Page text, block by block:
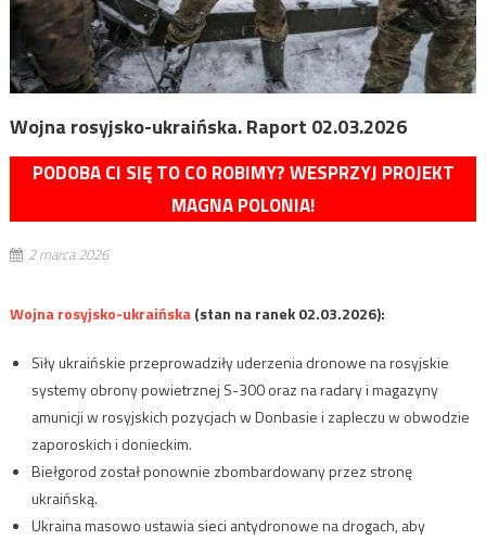
Wojna rosyjsko-ukraińska. Raport 02.03.2026
PODOBA CI SIĘ TO CO ROBIMY? WESPRZYJ PROJEKT
MAGNA POLONIA!
2 marca 2026
Wojna rosyjsko-ukraińska(stan na ranek 02.03.2026):
Siły ukraińskie przeprowadziły uderzenia dronowe na rosyjskie
systemy obrony powietrznej S-300 oraz na radary i magazyny
amunicji w rosyjskich pozycjach w Donbasie i zapleczu w obwodzie
zaporoskich i donieckim.
Biełgorod został ponownie zbombardowany przez stronę
ukraińską.
Ukraina masowo ustawia sieci antydronowe na drogach, aby